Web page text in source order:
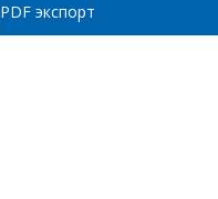
PDF экспорт